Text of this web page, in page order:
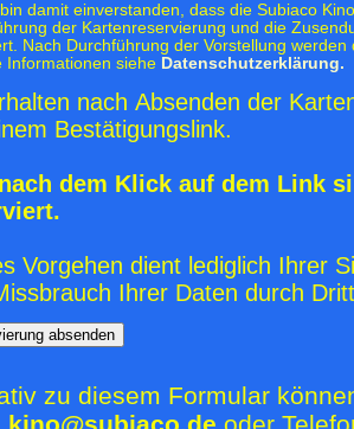
bin damit einverstanden, dass die Subiaco
der Kartenreservierung und die
Nach Durchführung der Vorstellung
Informationen siehe Datenschutzerklärung.
nach Absenden der
Bestätigungslink.
dem Klick auf dem Link
Vorgehen dient lediglich Ihrer
Ihrer Daten durch
zu diesem Formular
kino@subiaco.de oder